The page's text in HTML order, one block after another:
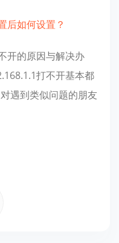
后如何设置？
开的原因与解决办
打不开基本都
遇到类似问题的朋友